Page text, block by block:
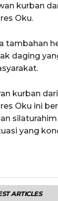
kurban
Oku.
tambahan
daging
kurban
Oku ini
yang
ARTICLES